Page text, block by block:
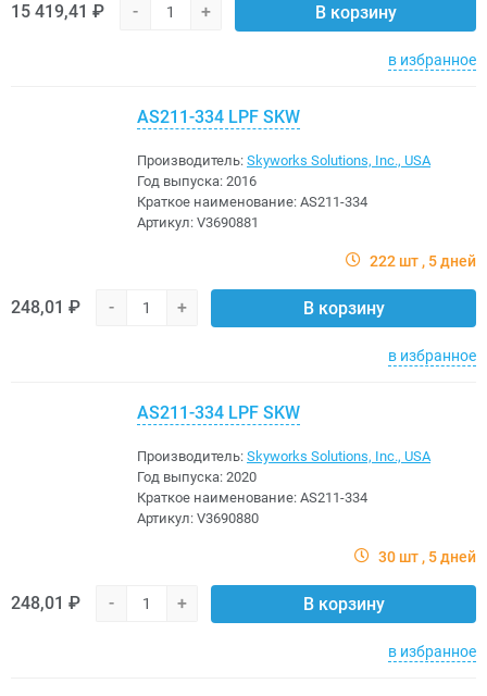
15 419,41 ₽ - + В корзину
в избранное
AS211-334 LPF SKW
Производитель: Skyworks Solutions, Inc., USA
Год выпуска: 2016
Краткое наименование: AS211-334
Артикул: V3690881
222 шт 5 дней
248,01 ₽ - + В корзину
в избранное
AS211-334 LPF SKW
Производитель: Skyworks Solutions, Inc., USA
Год выпуска: 2020
Краткое наименование: AS211-334
Артикул: V3690880
30 шт 5 дней
248,01 ₽ - + В корзину
в избранное